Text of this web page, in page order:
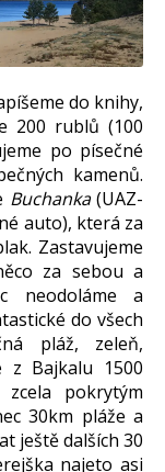
do knihy,
200 rublů (100
po písečné
kamenů.
Buchanka(UAZ-
auto), která za
Zastavujeme
za sebou a
neodoláme a
do všech
pláž, zeleň,
z Bajkalu 1500
pokrytým
30km pláže a
ještě dalších 30
najeto asi